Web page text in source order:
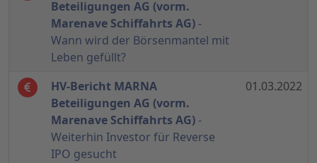
Beteiligungen AG (vorm.
Marenave Schiffahrts AG) -
Wann wird der Börsenmantel mit
Leben gefüllt?
HV-Bericht MARNA
Beteiligungen AG (vorm.
Marenave Schiffahrts AG)-
Weiterhin Investor für Reverse
IPO gesucht
01.03.2022